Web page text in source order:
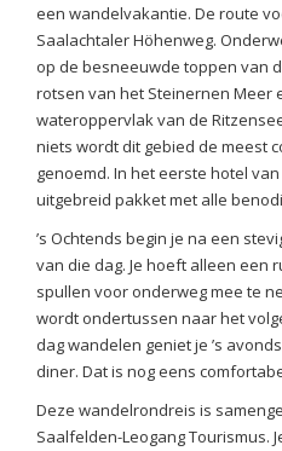
een wandelvakantie. De route
Saalachtaler Höhenweg.
op de besneeuwde toppen van
rotsen van het Steinernen Meer
wateroppervlak van de
niets wordt dit gebied de meest
genoemd. In het eerste hotel
uitgebreid pakket met alle
’s Ochtends begin je na een
van die dag. Je hoeft alleen een
spullen voor onderweg mee te
wordt ondertussen naar het
dag wandelen geniet je ’s
diner. Dat is nog eens
Deze wandelrondreis is
Saalfelden-Leogang Tourismus.